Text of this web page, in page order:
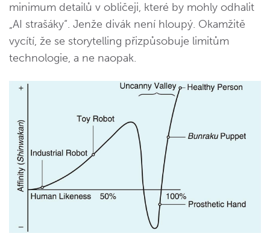
minimum detailů v obličeji, které by mohly odhalit
„AI strašáky“. Jenže divák není hloupý. Okamžitě
vycítí, že se storytelling přizpůsobuje limitům
technologie, a ne naopak.